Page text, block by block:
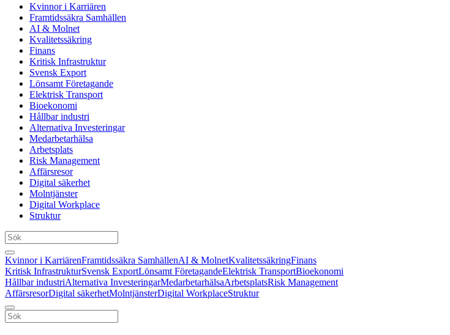
Kvinnor i Karriären
Framtidssäkra Samhällen
AI & Molnet
Kvalitetssäkring
Finans
Kritisk Infrastruktur
Svensk Export
Lönsamt Företagande
Elektrisk Transport
Bioekonomi
Hållbar industri
Alternativa Investeringar
Medarbetarhälsa
Arbetsplats
Risk Management
Affärsresor
Digital säkerhet
Molntjänster
Digital Workplace
Struktur
Kvinnor i KarriärenFramtidssäkra SamhällenAI & MolnetKvalitetssäkringFinans
Kritisk InfrastrukturSvensk ExportLönsamt FöretagandeElektrisk TransportBioekonomi
Hållbar industriAlternativa InvesteringarMedarbetarhälsaArbetsplatsRisk Management
AffärsresorDigital säkerhetMolntjänsterDigital WorkplaceStruktur